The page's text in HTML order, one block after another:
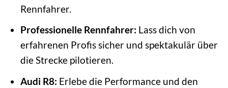
Rennfahrer.
Professionelle Rennfahrer: Lass dich von
erfahrenen Profis sicher und spektakulär über
die Strecke pilotieren.
Audi R8: Erlebe die Performance und den